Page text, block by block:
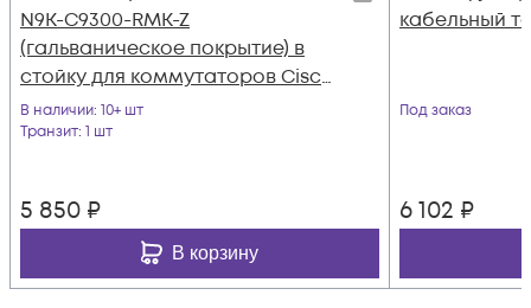
N9K-C9300-RMK-Z
(гальваническое покрытие) в
стойку для коммутаторов Cisco
Nexus 9K
В наличии: 10+ шт
Транзит: 1 шт
5 850 ₽
В корзину
кабельный
Под заказ
6 102 ₽